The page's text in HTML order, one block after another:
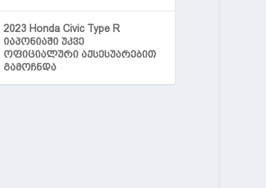
2023 Honda Civic Type R
იაპონიაში უკვე
ოფიციალური აქსესუარებით
გამოჩნდა